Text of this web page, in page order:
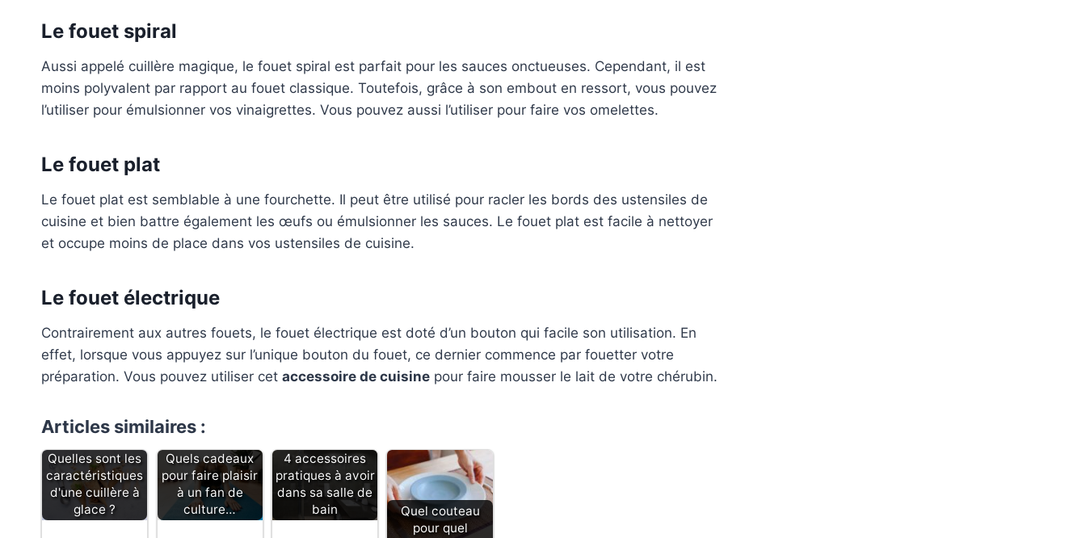
Le fouet spiral
Aussi appelé cuillère magique, le fouet spiral est parfait pour les sauces onctueuses. Cependant, il est
moins polyvalent par rapport au fouet classique. Toutefois, grâce à son embout en ressort, vous pouvez
l’utiliser pour émulsionner vos vinaigrettes. Vous pouvez aussi l’utiliser pour faire vos omelettes.
Le fouet plat
Le fouet plat est semblable à une fourchette. Il peut être utilisé pour racler les bords des ustensiles de
cuisine et bien battre également les œufs ou émulsionner les sauces. Le fouet plat est facile à nettoyer
et occupe moins de place dans vos ustensiles de cuisine.
Le fouet électrique
Contrairement aux autres fouets, le fouet électrique est doté d’un bouton qui facile son utilisation. En
effet, lorsque vous appuyez sur l’unique bouton du fouet, ce dernier commence par fouetter votre
préparation. Vous pouvez utiliser cet accessoire de cuisine pour faire mousser le lait de votre chérubin.
Articles similaires :
Quelles sont les
caractéristiques
d'une cuillère à
glace ?
Quels cadeaux
pour faire plaisir
à un fan de
culture…
4 accessoires
pratiques à avoir
dans sa salle de
bain
Quel couteau
pour quel